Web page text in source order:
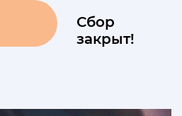
Сбор
закрыт!